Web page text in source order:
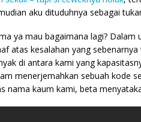
aku dituduhnya sebagai
ya mau bagaimana lagi?
atas kesalahan yang
di antara kami yang
menerjemahkan sebuah kode
nama kaum kami, beta